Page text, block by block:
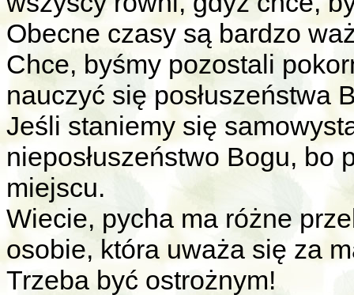
Obecne czasy są bardzo
Chce, byśmy pozostali
nauczyć się posłuszeństwa
Jeśli staniemy się
nieposłuszeństwo Bogu, bo
miejscu.
Wiecie, pycha ma różne
osobie, która uważa się za
Trzeba być ostrożnym!